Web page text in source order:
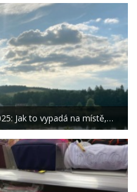
Jak to vypadá na místě,…